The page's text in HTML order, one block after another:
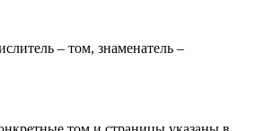
– том, знаменатель –